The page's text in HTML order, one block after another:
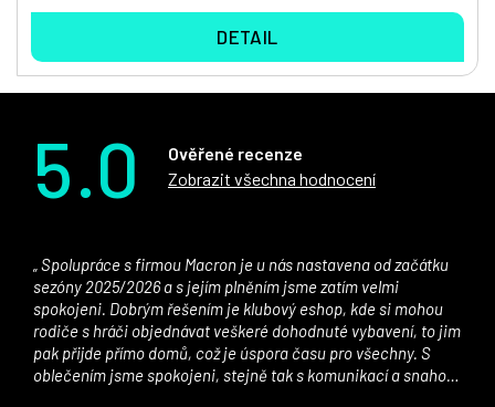
DETAIL
5.0
Ověřené recenze
Zobrazit všechna hodnocení
sezóny 2025/2026 a s jejím plněním jsme zatím velmi
spokojeni. Dobrým řešením je klubový eshop, kde si mohou
rodiče s hráči objednávat veškeré dohodnuté vybavení, to jim
pak přijde přímo domů, což je úspora času pro všechny. S
oblečením jsme spokojeni, stejně tak s komunikací a snahou